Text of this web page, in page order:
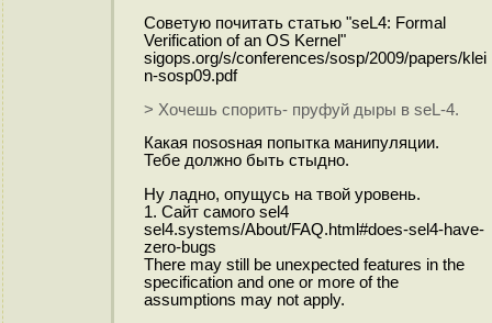
Советую почитать статью "seL4: Formal
Verification of an OS Kernel"
sigops.org/s/conferences/sosp/2009/papers/klei
n-sosp09.pdf
> Хочешь спорить- пруфуй дыры в seL-4.
Какая поsosная попытка манипуляции.
Тебе должно быть стыдно.
Ну ладно, опущусь на твой уровень.
1. Сайт самого sel4
sel4.systems/About/FAQ.html#does-sel4-have-
zero-bugs
There may still be unexpected features in the
specification and one or more of the
assumptions may not apply.